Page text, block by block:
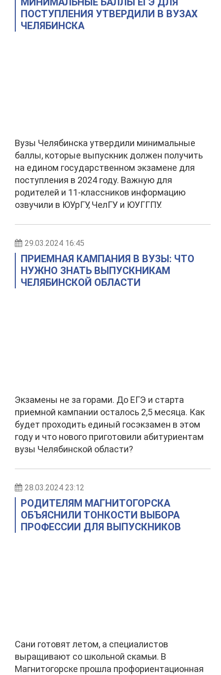
ПОСТУПЛЕНИЯ УТВЕРДИЛИ В ВУЗАХ
ЧЕЛЯБИНСКА
Вузы Челябинска утвердили минимальные
баллы, которые выпускник должен получить
на едином государственном экзамене для
поступления в 2024 году. Важную для
родителей и 11-классников информацию
озвучили в ЮУрГУ, ЧелГУ и ЮУГГПУ.
29.03.2024 16:45
ПРИЕМНАЯ КАМПАНИЯ В ВУЗЫ: ЧТО
НУЖНО ЗНАТЬ ВЫПУСКНИКАМ
ЧЕЛЯБИНСКОЙ ОБЛАСТИ
Экзамены не за горами. До ЕГЭ и старта
приемной кампании осталось 2,5 месяца. Как
будет проходить единый госэкзамен в этом
году и что нового приготовили абитуриентам
вузы Челябинской области?
28.03.2024 23:12
РОДИТЕЛЯМ МАГНИТОГОРСКА
ОБЪЯСНИЛИ ТОНКОСТИ ВЫБОРА
ПРОФЕССИИ ДЛЯ ВЫПУСКНИКОВ
Сани готовят летом, а специалистов
выращивают со школьной скамьи. В
Магнитогорске прошла профориентационная